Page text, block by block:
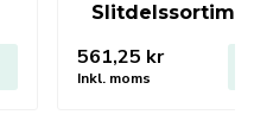
561,25 kr
Inkl. moms